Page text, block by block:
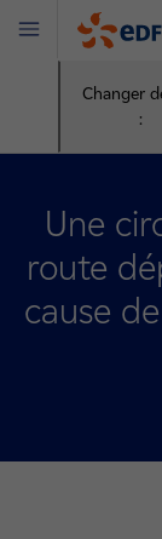
Changer
:
Menu
Une
route
cause